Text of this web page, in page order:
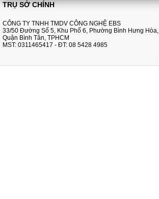
TRỤ SỞ CHÍNH
CÔNG TY TNHH TMDV CÔNG NGHỆ EBS
33/50 Đường Số 5, Khu Phố 6, Phường Bình Hưng Hòa,
Quận Bình Tân, TPHCM
MST: 0311465417 - ĐT: 08 5428 4985